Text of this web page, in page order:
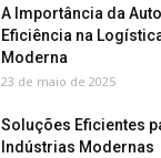
A Importância da
Eficiência na
Moderna
23 de maio de 2025
Soluções Eficientes
Indústrias Modernas